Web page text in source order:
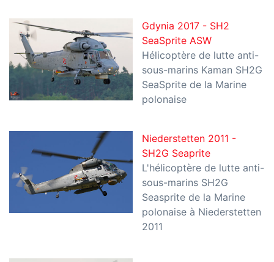
Gdynia 2017 - SH2
SeaSprite ASW
Hélicoptère de lutte anti-
sous-marins Kaman SH2G
SeaSprite de la Marine
polonaise
Niederstetten 2011 -
SH2G Seaprite
L'hélicoptère de lutte anti-
sous-marins SH2G
Seasprite de la Marine
polonaise à Niederstetten
2011